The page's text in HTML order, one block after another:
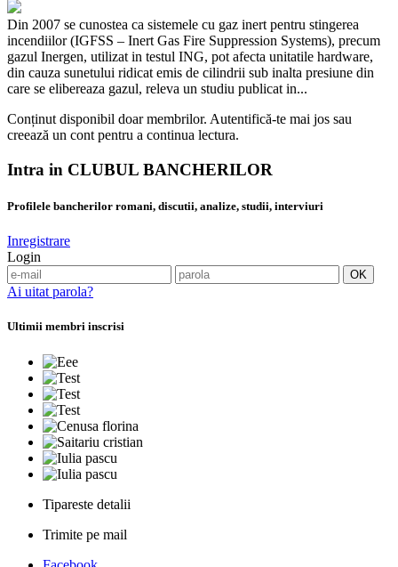
Din 2007 se cunostea ca sistemele cu gaz inert pentru stingerea
incendiilor (IGFSS – Inert Gas Fire Suppression Systems), precum
gazul Inergen, utilizat in testul ING, pot afecta unitatile hardware,
din cauza sunetului ridicat emis de cilindrii sub inalta presiune din
care se elibereaza gazul, releva un studiu publicat in...
Conținut disponibil doar membrilor. Autentifică-te mai jos sau
creează un cont pentru a continua lectura.
Intra in CLUBUL BANCHERILOR
Profilele bancherilor romani, discutii, analize, studii, interviuri
Inregistrare
Login
Ai uitat parola?
Ultimii membri inscrisi
Tipareste detalii
Trimite pe mail